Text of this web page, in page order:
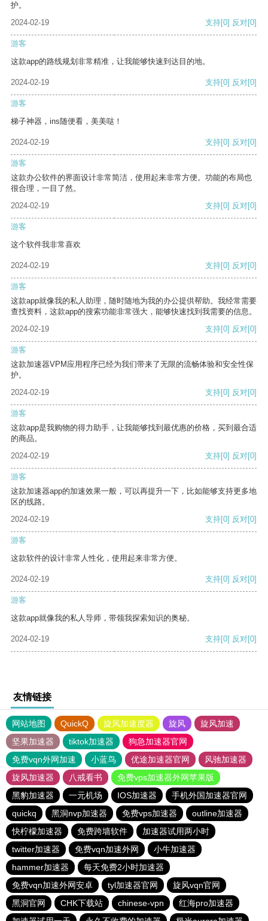
护。
2024-02-19
支持[0] 反对[0]
游客
这款app的路线规划非常精准，让我能够快速到达目的地。
2024-02-19 支持[0] 反对[0]
游客
梯子神器，ins随便看，美美哒！
2024-02-19 支持[0] 反对[0]
游客
这款办公软件的界面设计非常简洁，使用起来非常方便。功能的布局也
很合理，一目了然。
2024-02-19
支持[0] 反对[0]
游客
这个软件我非常喜欢
2024-02-19 支持[0] 反对[0]
游客
这款app就像我的私人助理，随时随地为我的办公提供帮助。我经常需要
查找资料，这款app的搜索功能非常强大，能够快速找到我需要的信息。
2024-02-19
支持[0] 反对[0]
游客
这款加速器VPM应用程序已经为我们带来了无限的流畅体验和安全性保
护。
2024-02-19
支持[0] 反对[0]
游客
这款app是我购物的得力助手，让我能够找到最优惠的价格，买到最合适
的商品。
2024-02-19
支持[0] 反对[0]
游客
这款加速器app的加速效果一般，可以再提升一下，比如能够支持更多地
区的线路。
2024-02-19
支持[0] 反对[0]
游客
这款软件的设计非常人性化，使用起来非常方便。
2024-02-19 支持[0] 反对[0]
游客
这款app就像我的私人导师，带领我探索知识的奥秘。
2024-02-19 支持[0] 反对[0]
友情链接
网站地图 QuickQ 旋风加速度器 旋风
旋风加速
坚果加速器
tiktok加速器
狗急加速器官网
免费vqn外网加速
小蓝鸟 优途加速器官网
风驰加速器
旋风加速器
八戒看书
免费vps加速器外网苹果版
黑豹加速器
一元机场 IOS加速器
手机外国加速器官网
quickq
黑洞nvp加速器 免费vps加速器
outline加速器
快柠檬加速器
免费跨墙软件
加速器试用两小时
twitter加速器
免费vqn加速外网
小牛加速器
hammer加速器
每天免费2小时加速器
免费vqn加速外网安卓
tyl加速器官网
旋风vqn官网
黑洞官网
CHK下载站 chinese-vpn
红海pro加速器